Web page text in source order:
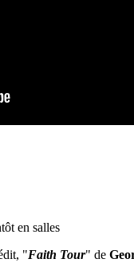
en salles
"Faith Tour" de